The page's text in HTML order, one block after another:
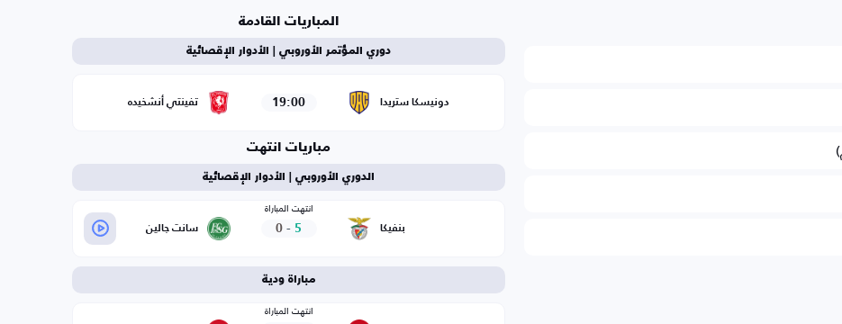
المباريات القادمة
دوري المؤتمر الأوروبي | الأدوار الإقصائية
دونيسكا ستريدا 19:00 تفينتي أنشخيده
مباريات انتهت
الدوري الأوروبي | الأدوار الإقصائية
بنفيكا
انتهت المباراة
5
-
0 سانت جالين
مباراة ودية
انتهت المباراة